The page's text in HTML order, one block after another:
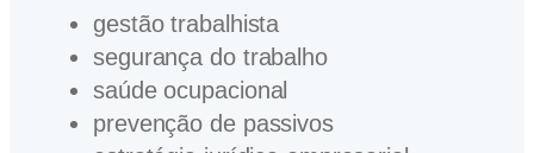
gestão trabalhista
segurança do trabalho
saúde ocupacional
prevenção de passivos